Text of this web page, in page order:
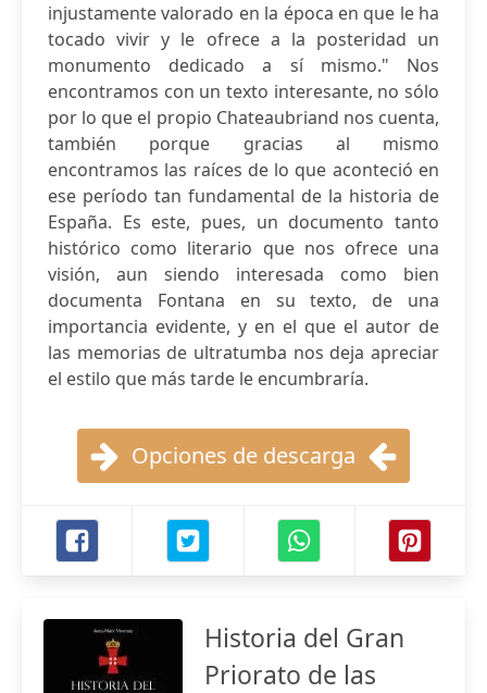
injustamente valorado en la época en que le ha
tocado vivir y le ofrece a la posteridad un
monumento dedicado a sí mismo." Nos
encontramos con un texto interesante, no sólo
por lo que el propio Chateaubriand nos cuenta,
también porque gracias al mismo
encontramos las raíces de lo que aconteció en
ese período tan fundamental de la historia de
España. Es este, pues, un documento tanto
histórico como literario que nos ofrece una
visión, aun siendo interesada como bien
documenta Fontana en su texto, de una
importancia evidente, y en el que el autor de
las memorias de ultratumba nos deja apreciar
el estilo que más tarde le encumbraría.
Opciones de descarga
Historia del Gran
Priorato de las